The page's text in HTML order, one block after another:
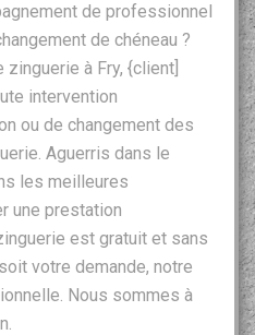
de professionnel
de chéneau ?
à Fry, {client]
intervention
ou de changement des
Aguerris dans le
les meilleures
une prestation
est gratuit et sans
votre demande, notre
Nous sommes à